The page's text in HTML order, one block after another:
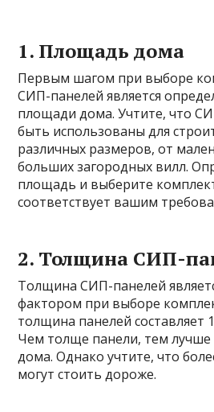
1. Площадь дома
Первым шагом при выборе
СИП-панелей является
площади дома. Учтите, что
быть использованы для
различных размеров, от
больших загородных вилл.
площадь и выберите
соответствует вашим
2. Толщина СИП-
Толщина СИП-панелей
фактором при выборе
толщина панелей составляет
Чем толще панели, тем лучше
дома. Однако учтите, что
могут стоить дороже.